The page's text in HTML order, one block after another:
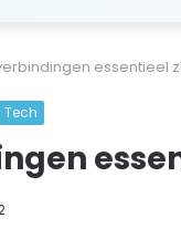
essentieel
Tech